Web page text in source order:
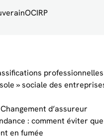
OCIRP
» sociale des
Changement d’assureur
: comment éviter
en fumée